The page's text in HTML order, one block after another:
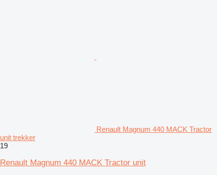
Renault Magnum 440 MACK Tractor
unit trekker
19
Renault Magnum 440 MACK Tractor unit